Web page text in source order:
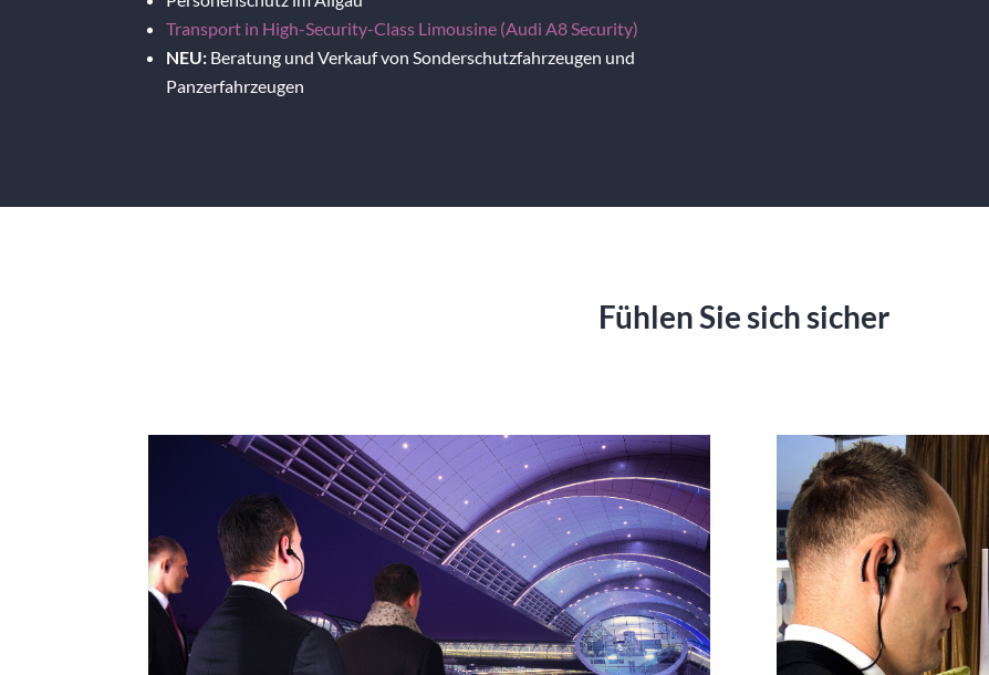
Transport in High-Security-Class Limousine (Audi A8 Security)
NEU: Beratung und Verkauf von Sonderschutzfahrzeugen und
Panzerfahrzeugen
Fühlen Sie sich sicher